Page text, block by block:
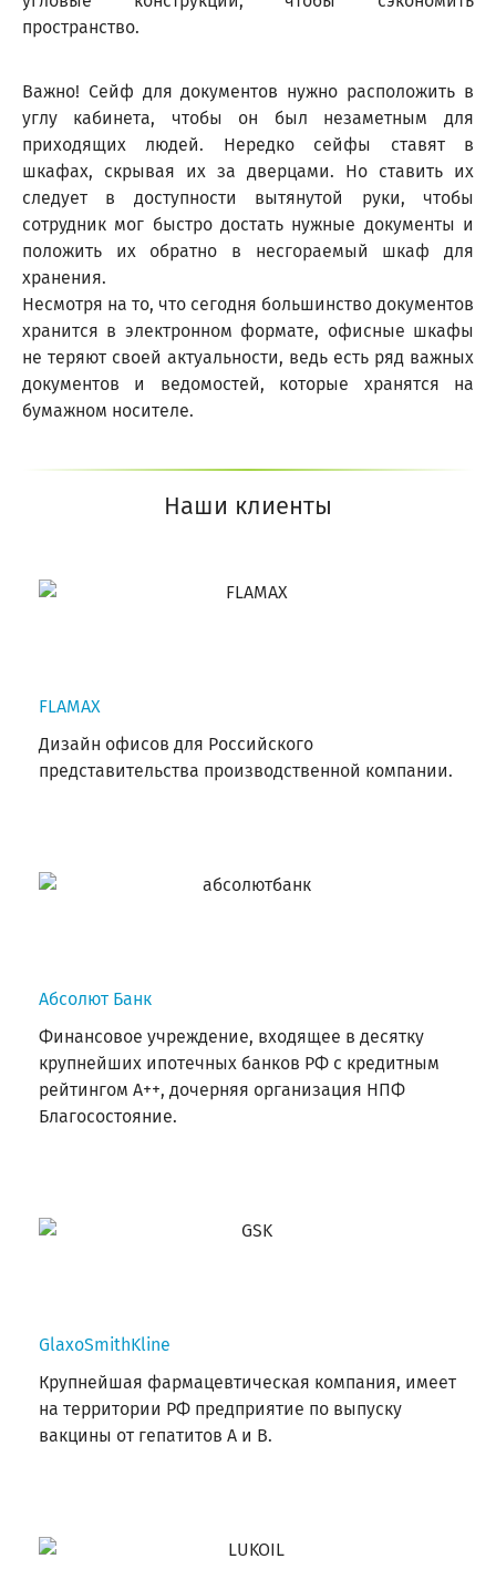
пространство.
Важно! Сейф для документов нужно расположить в
углу кабинета, чтобы он был незаметным для
приходящих людей. Нередко сейфы ставят в
шкафах, скрывая их за дверцами. Но ставить их
следует в доступности вытянутой руки, чтобы
сотрудник мог быстро достать нужные документы и
положить их обратно в несгораемый шкаф для
хранения.
Несмотря на то, что сегодня большинство документов
хранится в электронном формате, офисные шкафы
не теряют своей актуальности, ведь есть ряд важных
документов и ведомостей, которые хранятся на
бумажном носителе.
Наши клиенты
FLAMAX
Дизайн офисов для Российского
представительства производственной компании.
Абсолют Банк
Финансовое учреждение, входящее в десятку
крупнейших ипотечных банков РФ с кредитным
рейтингом А++, дочерняя организация НПФ
Благосостояние.
GlaxoSmithKline
Крупнейшая фармацевтическая компания, имеет
на территории РФ предприятие по выпуску
вакцины от гепатитов А и В.